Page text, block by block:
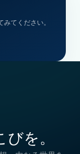
てください。
を。